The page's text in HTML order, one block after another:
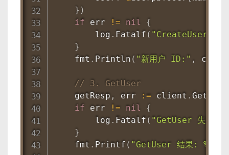
} )
if err != nil
{
        log
. Fatalf ( "CreateUser 失
}
    fmt
. Println ( "新用户 ID:" ,
// 3. GetUser
    getResp
, err := client . GetUser
if err != nil
{
        log
. Fatalf ( "GetUser 失败:
}
    fmt
. Printf ( "GetUser 结果: